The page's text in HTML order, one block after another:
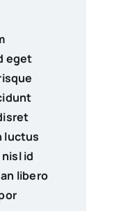
eget
luctus
id
libero